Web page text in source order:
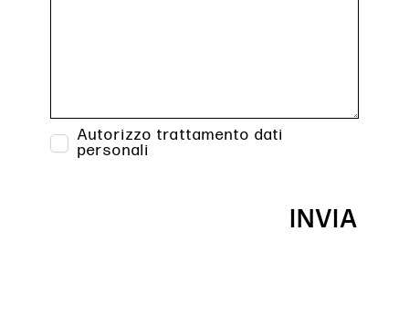
Autorizzo trattamento dati
personali